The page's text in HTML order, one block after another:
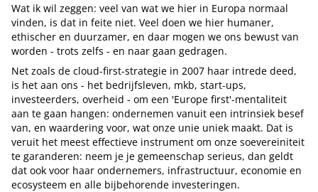
Wat ik wil zeggen: veel van wat we hier in Europa normaal
vinden, is dat in feite niet. Veel doen we hier humaner,
ethischer en duurzamer, en daar mogen we ons bewust van
worden - trots zelfs - en naar gaan gedragen.
Net zoals de cloud-first-strategie in 2007 haar intrede deed,
is het aan ons - het bedrijfsleven, mkb, start-ups,
investeerders, overheid - om een 'Europe first'-mentaliteit
aan te gaan hangen: ondernemen vanuit een intrinsiek besef
van, en waardering voor, wat onze unie uniek maakt. Dat is
veruit het meest effectieve instrument om onze soevereiniteit
te garanderen: neem je je gemeenschap serieus, dan geldt
dat ook voor haar ondernemers, infrastructuur, economie en
ecosysteem en alle bijbehorende investeringen.